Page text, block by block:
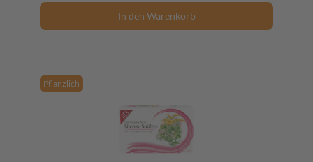
In den Warenkorb
Pflanzlich